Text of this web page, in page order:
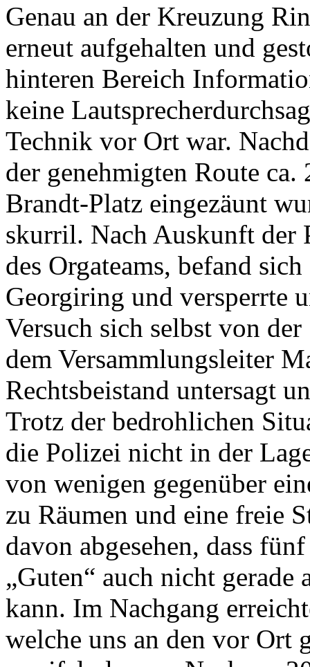
Genau an der Kreuzung
erneut aufgehalten und
hinteren Bereich
keine
Technik vor Ort war.
der genehmigten Route
Brandt-Platz eingezäunt
skurril. Nach Auskunft der
des Orgateams, befand
Georgiring und versperrte
Versuch sich selbst von
dem Versammlungsleiter
Rechtsbeistand untersagt
Trotz der bedrohlichen
die Polizei nicht in der
von wenigen gegenüber
zu Räumen und eine freie
davon abgesehen, dass
„Guten“ auch nicht gerade
kann. Im Nachgang
welche uns an den vor Ort